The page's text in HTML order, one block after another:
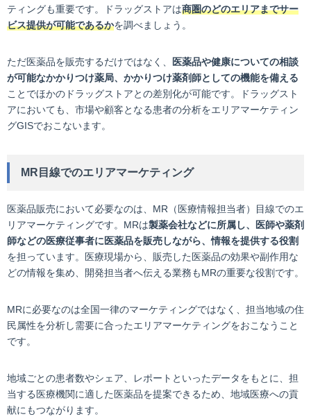
ティングも重要です。ドラッグストアは商圏のどのエリアまでサー
ビス提供が可能であるかを調べましょう。
ただ医薬品を販売するだけではなく、
医薬品や健康についての相談
が可能なかかりつけ薬局、かかりつけ薬剤師としての機能を備える
ことでほかのドラッグストアとの差別化が可能です。ドラッグスト
アにおいても、市場や顧客となる患者の分析をエリアマーケティン
グGISでおこないます。
MR目線でのエリアマーケティング
医薬品販売において必要なのは、MR（医療情報担当者）目線でのエ
リアマーケティングです。MRは製薬会社などに所属し、医師や薬剤
師などの医療従事者に医薬品を販売しながら、情報を提供する役割
を担っています。医療現場から、販売した医薬品の効果や副作用な
どの情報を集め、開発担当者へ伝える業務もMRの重要な役割です。
MRに必要なのは全国一律のマーケティングではなく、担当地域の住
民属性を分析し需要に合ったエリアマーケティングをおこなうこと
です。
地域ごとの患者数やシェア、レポートといったデータをもとに、担
当する医療機関に適した医薬品を提案できるため、地域医療への貢
献にもつながります。